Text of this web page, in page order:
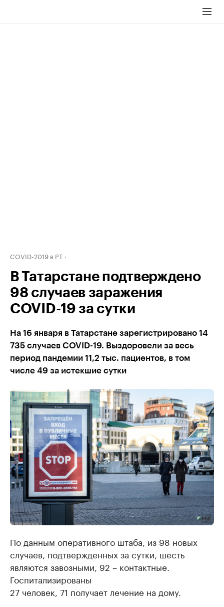
COVID-2019 в РТ
В Татарстане подтверждено
98 случаев заражения
COVID-19 за сутки
На 16 января в Татарстане зарегистрировано 14
735 случаев COVID-19. Выздоровели за весь
период пандемии 11,2 тыс. пациентов, в том
числе 49 за истекшие сутки
По данным оперативного штаба, из 98 новых
случаев, подтвержденных за сутки, шесть
являются завозными, 92 – контактные.
Госпитализированы
27 человек, 71 получает лечение на дому.